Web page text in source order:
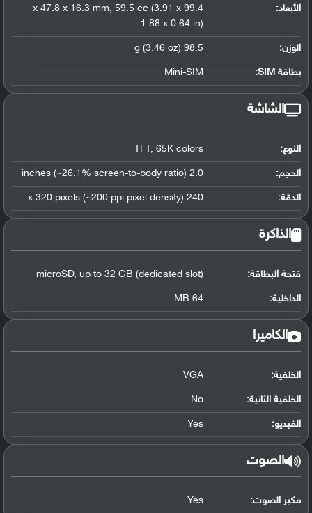
الأبعاد:
99.4 x 47.8 x 16.3 mm, 59.5 cc (3.91 x
1.88 x 0.64 in)
الوزن: 98.5 g (3.46 oz)
بطاقة SIM: Mini-SIM
الشاشة
النوع: TFT, 65K colors
الحجم: 2.0 inches (~26.1% screen-to-body ratio)
الدقة: 240 x 320 pixels (~200 ppi pixel density)
الذاكرة
فتحة البطاقة: microSD, up to 32 GB (dedicated slot)
الداخلية: 64 MB
الكاميرا
الخلفية: VGA
الخلفية الثانية: No
الفيديو: Yes
الصوت
مكبر الصوت: Yes